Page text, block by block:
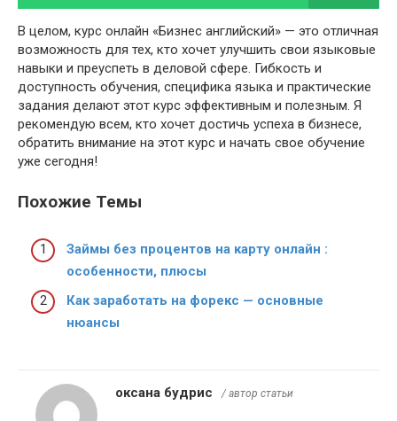
В целом, курс онлайн «Бизнес английский» — это отличная
возможность для тех, кто хочет улучшить свои языковые
навыки и преуспеть в деловой сфере. Гибкость и
доступность обучения, специфика языка и практические
задания делают этот курс эффективным и полезным. Я
рекомендую всем, кто хочет достичь успеха в бизнесе,
обратить внимание на этот курс и начать свое обучение
уже сегодня!
Похожие Темы
Займы без процентов на карту онлайн :
особенности, плюсы
Как заработать на форекс — основные
нюансы
оксана будрис / автор статьи